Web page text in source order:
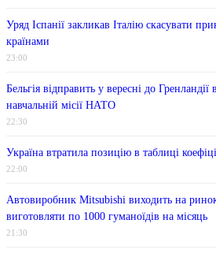
Уряд Іспанії закликав Італію скасувати
країнами
23:00
Бельгія відправить у вересні до Гренландії
навчальній місії НАТО
22:30
Україна втратила позицію в таблиці
22:00
Автовиробник Mitsubishi виходить на
виготовляти по 1000 гуманоїдів на місяць
21:30